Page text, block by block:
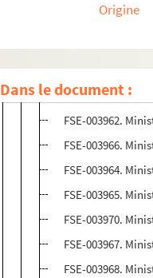
Origine
Dans le document :
Ministères
FSE-003971.
FSE-003962.
FSE-003966.
FSE-003964.
FSE-003965.
FSE-003970.
FSE-003967.
FSE-003968.